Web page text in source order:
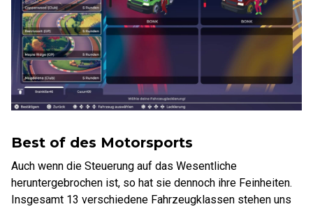
Best of des Motorsports
Auch wenn die Steuerung auf das Wesentliche
heruntergebrochen ist, so hat sie dennoch ihre Feinheiten.
Insgesamt 13 verschiedene Fahrzeugklassen stehen uns